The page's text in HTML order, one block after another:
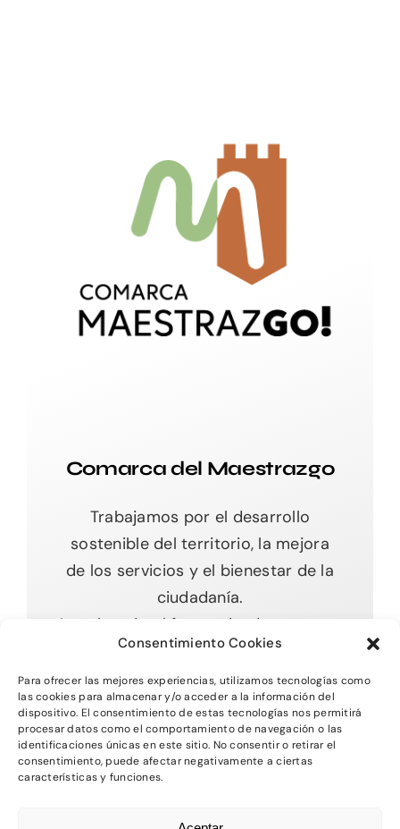
Consentimiento Cookies
Para ofrecer las mejores experiencias, utilizamos tecnologías como
las cookies para almacenar y/o acceder a la información del
dispositivo. El consentimiento de estas tecnologías nos permitirá
procesar datos como el comportamiento de navegación o las
identificaciones únicas en este sitio. No consentir o retirar el
consentimiento, puede afectar negativamente a ciertas
características y funciones.
Comarca del Maestrazgo
Trabajamos por el desarrollo
sostenible del territorio, la mejora
de los servicios y el bienestar de la
ciudadanía.
Impulsando el futuro desde nuestras
raíces.
Toggle
Navigation
Inicio